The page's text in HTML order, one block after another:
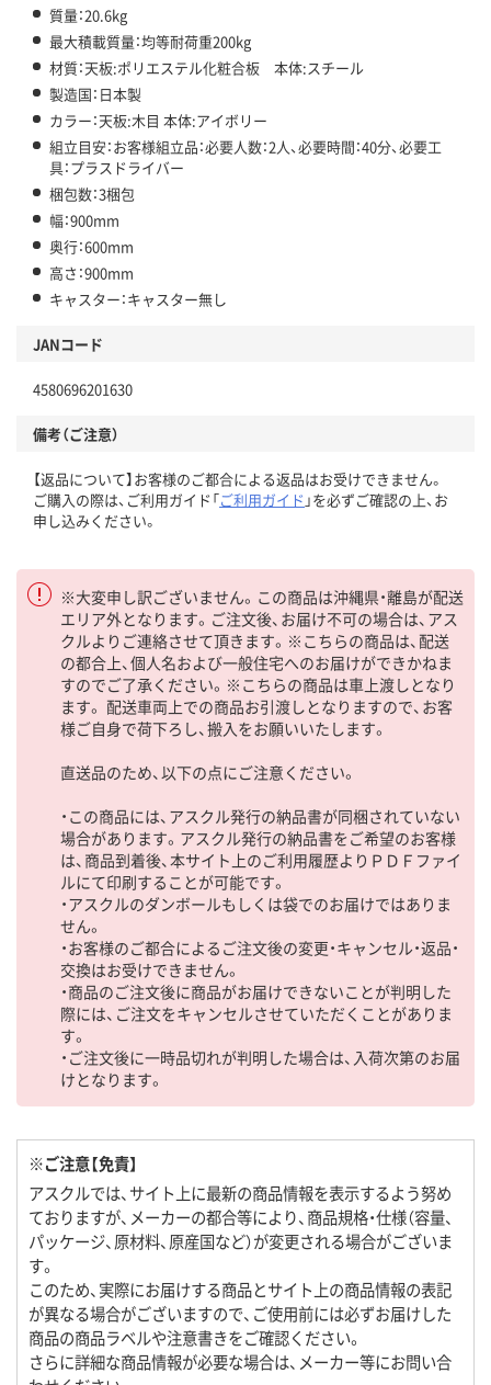
質量：20.6kg
最大積載質量：均等耐荷重200kg
材質：天板:ポリエステル化粧合板 本体:スチール
製造国：日本製
カラー：天板:木目 本体:アイボリー
組立目安：お客様組立品：必要人数：2人、必要時間：40分、必要工
具：プラスドライバー
梱包数：3梱包
幅：900mm
奥行：600mm
高さ：900mm
キャスター：キャスター無し
JANコード
4580696201630
備考（ご注意）
【返品について】お客様のご都合による返品はお受けできません。
ご購入の際は、ご利用ガイド「ご利用ガイド 」を必ずご確認の上、お
申し込みください。
※大変申し訳ございません。この商品は沖縄県・離島が配送
エリア外となります。ご注文後、お届け不可の場合は、アス
クルよりご連絡させて頂きます。※こちらの商品は、配送
の都合上、個人名および一般住宅へのお届けができかねま
すのでご了承ください。※こちらの商品は車上渡しとなり
ます。 配送車両上での商品お引渡しとなりますので、お客
様ご自身で荷下ろし、搬入をお願いいたします。
直送品のため、以下の点にご注意ください。
・この商品には、アスクル発行の納品書が同梱されていない
場合があります。アスクル発行の納品書をご希望のお客様
は、商品到着後、本サイト上のご利用履歴よりＰＤＦファイ
ルにて印刷することが可能です。
・アスクルのダンボールもしくは袋でのお届けではありま
せん。
・お客様のご都合によるご注文後の変更・キャンセル・返品・
交換はお受けできません。
・商品のご注文後に商品がお届けできないことが判明した
際には、ご注文をキャンセルさせていただくことがありま
す。
・ご注文後に一時品切れが判明した場合は、入荷次第のお届
けとなります。
※ご注意【免責】
アスクルでは、サイト上に最新の商品情報を表示するよう努め
ておりますが、メーカーの都合等により、商品規格・仕様（容量、
パッケージ、原材料、原産国など）が変更される場合がございま
す。
このため、実際にお届けする商品とサイト上の商品情報の表記
が異なる場合がございますので、ご使用前には必ずお届けした
商品の商品ラベルや注意書きをご確認ください。
さらに詳細な商品情報が必要な場合は、メーカー等にお問い合